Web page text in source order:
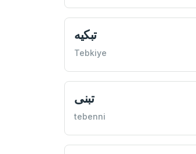
تبكيه
Tebkiye
تبنی
tebenni